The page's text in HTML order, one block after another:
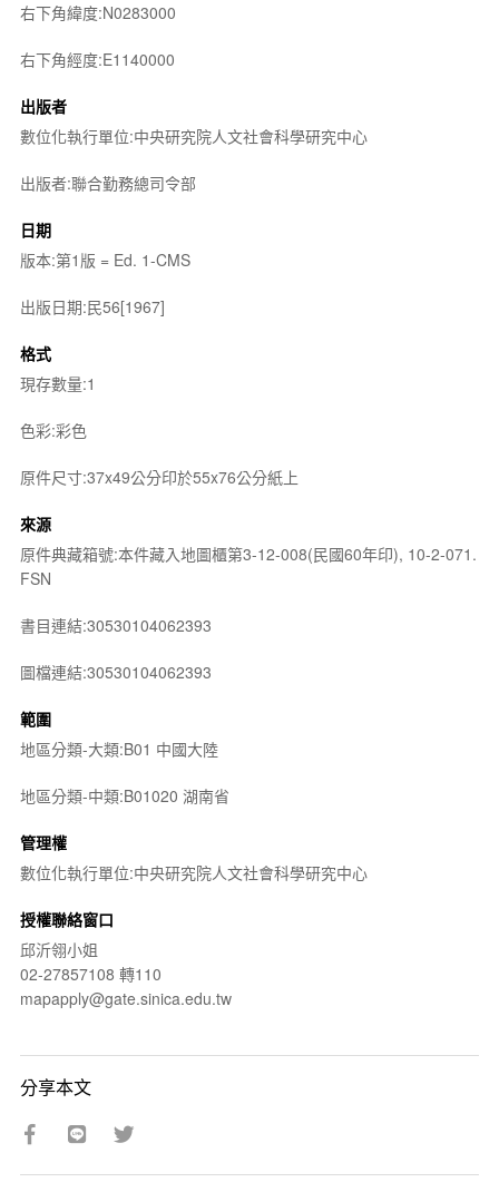
右下角緯度:N0283000
右下角經度:E1140000
出版者
數位化執行單位:中央研究院人文社會科學研究中心
出版者:聯合勤務總司令部
日期
版本:第1版 = Ed. 1-CMS
出版日期:民56[1967]
格式
現存數量:1
色彩:彩色
原件尺寸:37x49公分印於55x76公分紙上
來源
原件典藏箱號:本件藏入地圖櫃第3-12-008(民國60年印), 10-2-071.
FSN
書目連結:30530104062393
圖檔連結:30530104062393
範圍
地區分類-大類:B01 中國大陸
地區分類-中類:B01020 湖南省
管理權
數位化執行單位:中央研究院人文社會科學研究中心
授權聯絡窗口
邱沂翎小姐
02-27857108 轉110
mapapply@gate.sinica.edu.tw
分享本文